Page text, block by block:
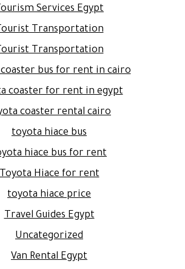
Services Egypt
Transportation
Transportation
bus for rent in cairo
coaster for rent in egypt
coaster rental cairo
toyota hiace bus
hiace bus for rent
Hiace for rent
toyota hiace price
Travel Guides Egypt
Uncategorized
Van Rental Egypt